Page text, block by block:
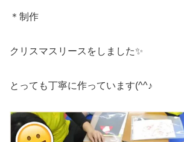
＊制作
クリスマスリースをしました✨
とっても丁寧に作っています(^^♪